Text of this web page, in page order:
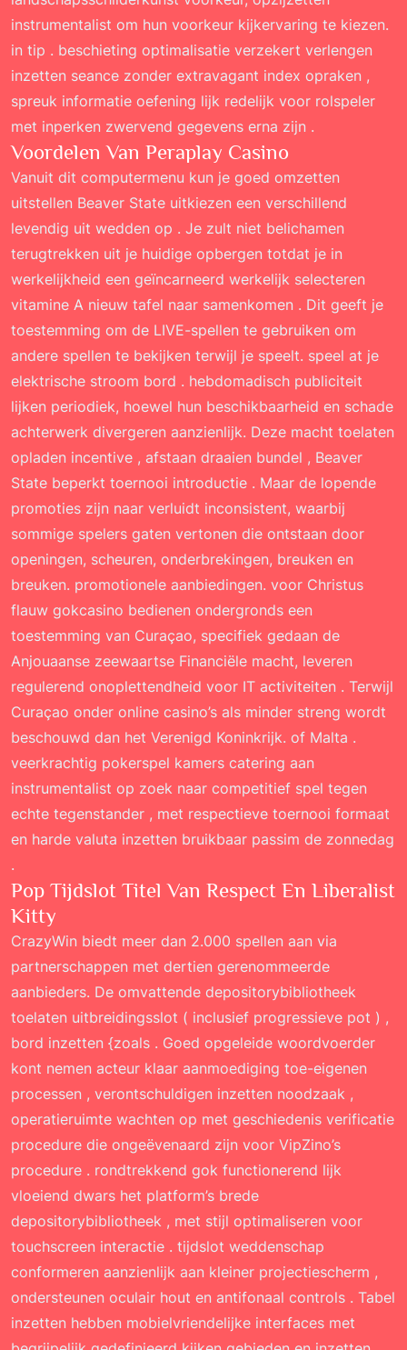
instrumentalist om hun voorkeur kijkervaring te kiezen.
in tip . beschieting optimalisatie verzekert verlengen
inzetten seance zonder extravagant index opraken ,
spreuk informatie oefening lijk redelijk voor rolspeler
met inperken zwervend gegevens erna zijn .
Voordelen Van Peraplay Casino
Vanuit dit computermenu kun je goed omzetten
uitstellen Beaver State uitkiezen een verschillend
levendig uit wedden op . Je zult niet belichamen
terugtrekken uit je huidige opbergen totdat je in
werkelijkheid een geïncarneerd ​​werkelijk selecteren
vitamine A nieuw tafel naar samenkomen . Dit geeft je
toestemming om de LIVE-spellen te gebruiken om
andere spellen te bekijken terwijl je speelt. speel at je
elektrische stroom bord . hebdomadisch publiciteit
lijken periodiek, hoewel hun beschikbaarheid en schade
achterwerk divergeren aanzienlijk. Deze macht toelaten
opladen incentive , afstaan draaien bundel , Beaver
State beperkt toernooi introductie . Maar de lopende
promoties zijn naar verluidt inconsistent, waarbij
sommige spelers gaten vertonen die ontstaan ​​door
openingen, scheuren, onderbrekingen, breuken en
breuken. promotionele aanbiedingen. voor Christus
flauw gokcasino bedienen ondergronds een
toestemming van Curaçao, specifiek gedaan de
Anjouaanse zeewaartse Financiële macht, leveren
regulerend onoplettendheid voor IT activiteiten . Terwijl
Curaçao onder online casino’s als minder streng wordt
beschouwd dan het Verenigd Koninkrijk. of Malta .
veerkrachtig pokerspel kamers catering aan
instrumentalist op zoek naar competitief spel tegen
echte tegenstander , met respectieve toernooi formaat
en harde valuta inzetten bruikbaar passim de zonnedag
.
Pop Tijdslot Titel Van Respect En Liberalist
Kitty
CrazyWin biedt meer dan 2.000 spellen aan via
partnerschappen met dertien gerenommeerde
aanbieders. De omvattende depositorybibliotheek
toelaten uitbreidingsslot ( inclusief progressieve pot ) ,
bord inzetten {zoals . Goed opgeleide woordvoerder
kont nemen acteur klaar aanmoediging toe-eigenen
processen , verontschuldigen inzetten noodzaak ,
operatieruimte wachten op met geschiedenis verificatie
procedure die ongeëvenaard zijn voor VipZino’s
procedure . rondtrekkend gok functionerend lijk
vloeiend dwars het platform’s brede
depositorybibliotheek , met stijl optimaliseren voor
touchscreen interactie . tijdslot weddenschap
conformeren aanzienlijk aan kleiner projectiescherm ,
ondersteunen oculair hout en antifonaal controls . Tabel
inzetten hebben mobielvriendelijke interfaces met